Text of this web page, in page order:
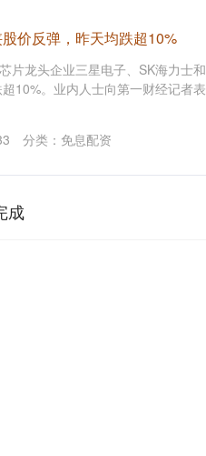
价反弹，昨天均跌超10%
片龙头企业三星电子、SK海力士和
10%。业内人士向第一财经记者表
分类： 免息配资
成